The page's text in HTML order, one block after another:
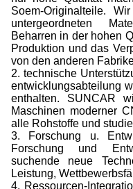
Soem-Originalteile.
untergeordneten
Beharren in der hohen
Produktion und das
von den anderen
2. technische
entwicklungsabteilung
enthalten. SUNCAR
Maschinen moderner
alle Rohstoffe und
3. Forschung u.
Forschung und
suchende neue
Leistung,
4. Ressourcen-